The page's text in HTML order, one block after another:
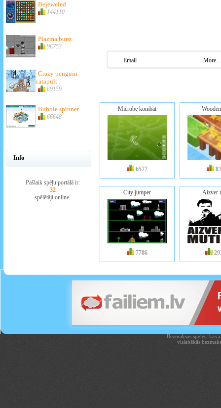
Bejeweled
144110
Plazma burst
96753
Crazy penguin
catapult
69159
Bubble spinner
66648
Info
Pašlaik spēļu portālā ir:
32
spēlētāji online.
Email More...
Microbe kombat
6577
City jumper
7786
Aizver
Bezmaksas spēles,
vislabākās